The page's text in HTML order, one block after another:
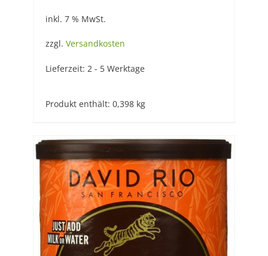
inkl. 7 % MwSt.
zzgl. Versandkosten
Lieferzeit: 2 - 5 Werktage
Produkt enthält: 0,398 kg